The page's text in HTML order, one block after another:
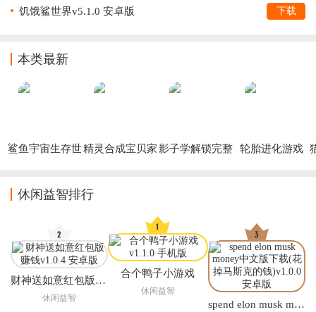
饥饿鲨世界v5.1.0 安卓版 下载
本类最新
鲨鱼宇宙生存世精灵合成宝贝家影子学解锁完整
轮胎进化游戏
休闲益智排行
财神送如意红包版赚钱
休闲益智
合个鸭子小游戏
休闲益智
spend elon musk money中文版下载(花掉马斯克的钱)